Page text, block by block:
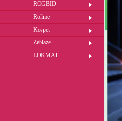
ROGBID
Rollme
Kospet
Zeblaze
LOKMAT